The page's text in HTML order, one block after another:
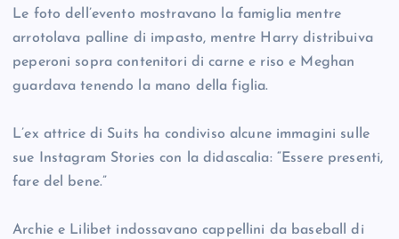
Le foto dell’evento mostravano la famiglia mentre
arrotolava palline di impasto, mentre Harry distribuiva
peperoni sopra contenitori di carne e riso e Meghan
guardava tenendo la mano della figlia.
L’ex attrice di Suits ha condiviso alcune immagini sulle
sue Instagram Stories con la didascalia: “Essere presenti,
fare del bene.”
Archie e Lilibet indossavano cappellini da baseball di